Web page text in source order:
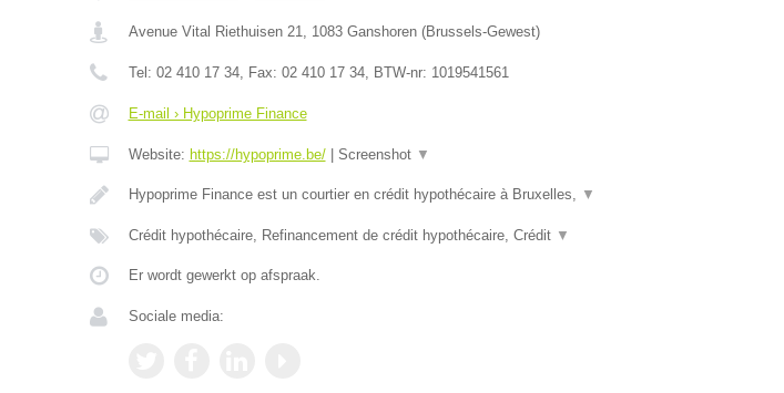
Avenue Vital Riethuisen 21, 1083 Ganshoren(Brussels-Gewest)
Tel: 02 410 17 34, Fax: 02 410 17 34, BTW-nr: 1019541561
E-mail › Hypoprime Finance
Website: https://hypoprime.be/| Screenshot ▼
Hypoprime Finance est un courtier en crédit hypothécaire à Bruxelles, ▼
Crédit hypothécaire, Refinancement de crédit hypothécaire, Crédit ▼
Er wordt gewerkt op afspraak.
Sociale media: